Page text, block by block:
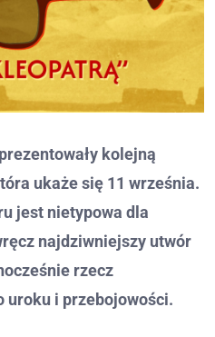
kolejną
ukaże się 11 września.
jest nietypowa dla
najdziwniejszy utwór
rzecz
uroku i przebojowości.